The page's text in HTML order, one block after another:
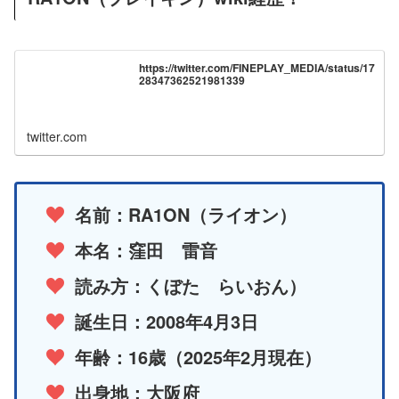
https://twitter.com/FINEPLAY_MEDIA/status/17
28347362521981339
twitter.com
名前：RA1ON（ライオン）
本名：窪田 雷音
読み方：くぼた らいおん）
誕生日：2008年4月3日
年齢：16歳（2025年2月現在）
出身地：大阪府